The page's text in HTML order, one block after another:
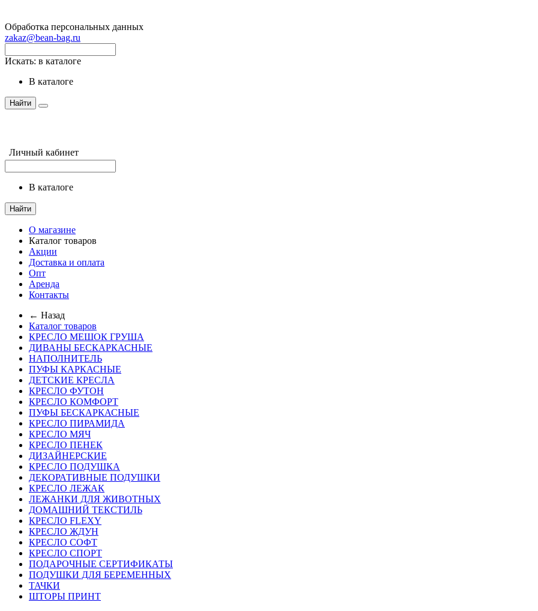
Обработка персональных данных
zakaz@bean-bag.ru
Искать: в каталоге
в каталоге
Найти
Личный кабинет
в каталоге
Найти
О магазине
Каталог товаров
Акции
Доставка и оплата
Опт
Аренда
Контакты
← Назад
Каталог товаров
КРЕСЛО МЕШОК ГРУША
ДИВАНЫ БЕСКАРКАСНЫЕ
НАПОЛНИТЕЛЬ
ПУФЫ КАРКАСНЫЕ
ДЕТСКИЕ КРЕСЛА
КРЕСЛО ФУТОН
КРЕСЛО КОМФОРТ
ПУФЫ БЕСКАРКАСНЫЕ
КРЕСЛО ПИРАМИДА
КРЕСЛО МЯЧ
КРЕСЛО ПЕНЕК
ДИЗАЙНЕРСКИЕ
КРЕСЛО ПОДУШКА
ДЕКОРАТИВНЫЕ ПОДУШКИ
КРЕСЛО ЛЕЖАК
ЛЕЖАНКИ ДЛЯ ЖИВОТНЫХ
ДОМАШНИЙ ТЕКСТИЛЬ
КРЕСЛО FLEXY
КРЕСЛО ЖДУН
КРЕСЛО СОФТ
КРЕСЛО СПОРТ
ПОДАРОЧНЫЕ СЕРТИФИКАТЫ
ПОДУШКИ ДЛЯ БЕРЕМЕННЫХ
ТАЧКИ
ШТОРЫ ПРИНТ